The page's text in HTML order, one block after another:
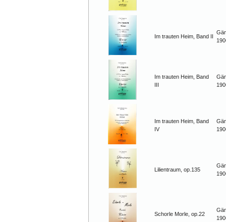
Im trauten Heim, Band II
Im trauten Heim, Band
Im trauten Heim, Band
IV
Lilientraum, op.135
Schorle Morle, op.22